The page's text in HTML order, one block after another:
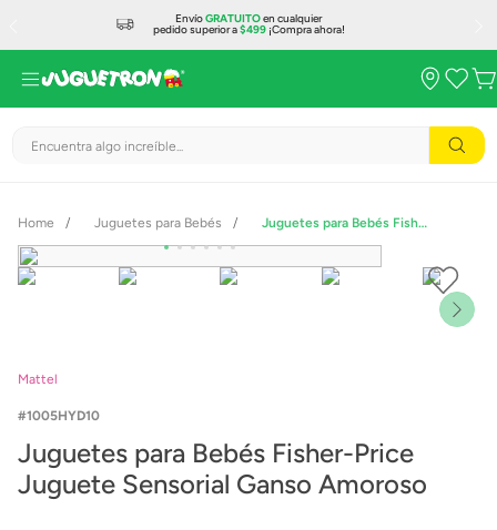
EnvíoGRATUITOen cualquier
pedido superior a$499¡Compra ahora!
Encuentra algo increíble...
Juguetes para Bebés Juguetes para Bebés Fisher-Price Juguete Sensorial Ganso Amoroso
Mattel
1005HYD10
Juguetes para Bebés Fisher-Price
Juguete Sensorial Ganso Amoroso